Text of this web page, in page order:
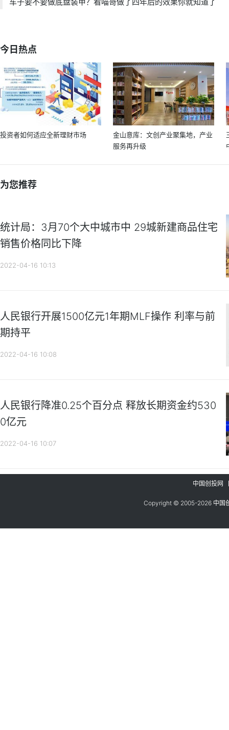
今日热点
投资者如何适应全新理财市场
金山意库：文创产业聚集地，产业
服务再升级
为您推荐
统计局：3月70个大中城市中 29城新建商品住宅
销售价格同比下降
2022-04-16 10:13
人民银行开展1500亿元1年期MLF操作 利率与前
期持平
2022-04-16 10:08
人民银行降准0.25个百分点 释放长期资金约530
0亿元
2022-04-16 10:07
中国创投网
Copyright © 2005-2026 中国